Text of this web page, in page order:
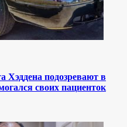
Хэддена подозревают в
своих пациенток